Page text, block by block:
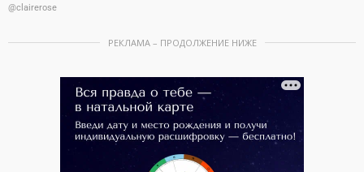
@clairerose
РЕКЛАМА – ПРОДОЛЖЕНИЕ НИЖЕ